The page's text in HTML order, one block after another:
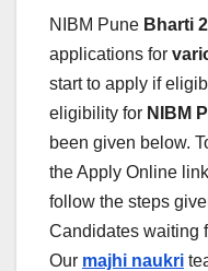
NIBM Pune Bharti
applications for
start to apply if
eligibility for NIBM
been given below.
the Apply Online
follow the steps
Candidates waiting
Our majhi naukri